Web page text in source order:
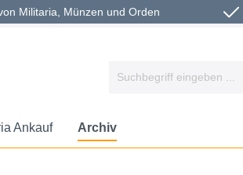
Militaria, Münzen und Orden
Ankauf Archiv